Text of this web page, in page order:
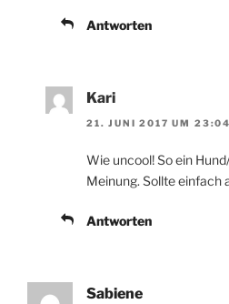
Antworten
Kari
21. JUNI 2017 UM 23:04
Wie uncool! So ein
Meinung. Sollte einfach
Antworten
Sabiene